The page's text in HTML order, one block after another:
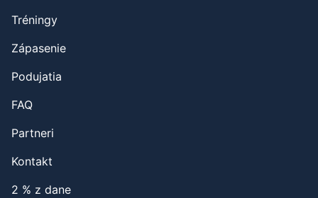
Tréningy
Zápasenie
Podujatia
FAQ
Partneri
Kontakt
2 % z dane